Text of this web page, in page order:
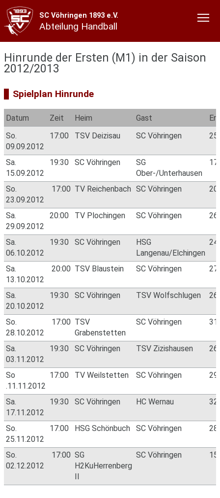
SC Vöhringen 1893 e.V.
Abteilung Handball
Hinrunde der Ersten (M1) in der Saison
2012/2013
Spielplan Hinrunde
Datum Zeit Heim Gast
So.
09.09.2012
17:00 TSV Deizisau SC Vöhringen
Sa.
15.09.2012
19:30 SC Vöhringen
SG
Ober-/Unterhausen
So.
23.09.2012
17:00 TV Reichenbach SC Vöhringen
Sa.
29.09.2012
20:00 TV Plochingen SC Vöhringen
Sa.
06.10.2012
19:30 SC Vöhringen
HSG
Langenau/Elchingen
Sa.
13.10.2012
20:00 TSV Blaustein SC Vöhringen
Sa.
20.10.2012
19:30 SC Vöhringen TSV Wolfschlugen
So.
28.10.2012
17:00 TSV
Grabenstetten
SC Vöhringen
Sa.
03.11.2012
19:30 SC Vöhringen TSV Zizishausen
So
.11.11.2012
17:00 TV Weilstetten SC Vöhringen
Sa.
17.11.2012
19:30 SC Vöhringen HC Wernau
So.
25.11.2012
17:00 HSG Schönbuch SC Vöhringen
So.
02.12.2012
17:00 SG
H2KuHerrenberg
SC Vöhringen